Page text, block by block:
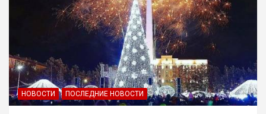
НОВОСТИ ПОСЛЕДНИЕ НОВОСТИ